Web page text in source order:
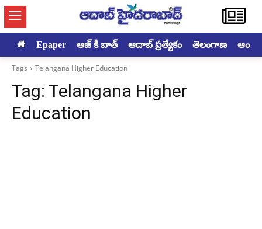
Epaper ఆజ్ కీ బాత్ ఆదాబ్ ప్రత్యేకం తెలంగాణ
Tags Telangana Higher Education
Tag: Telangana Higher
Education